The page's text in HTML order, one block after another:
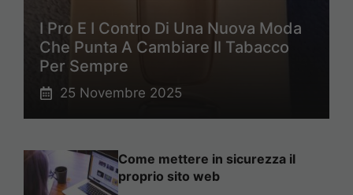
I Pro E I Contro Di Una Nuova Moda
Che Punta A Cambiare Il Tabacco
Per Sempre
25 Novembre 2025
Come mettere in sicurezza il
proprio sito web